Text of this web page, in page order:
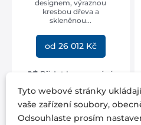
designem, výraznou
kresbou dřeva a
skleněnou...
od 26 012 Kč
Přidat k porovnání
Tyto webové stránky
vaše zařízení soubory,
Odsouhlaste prosím